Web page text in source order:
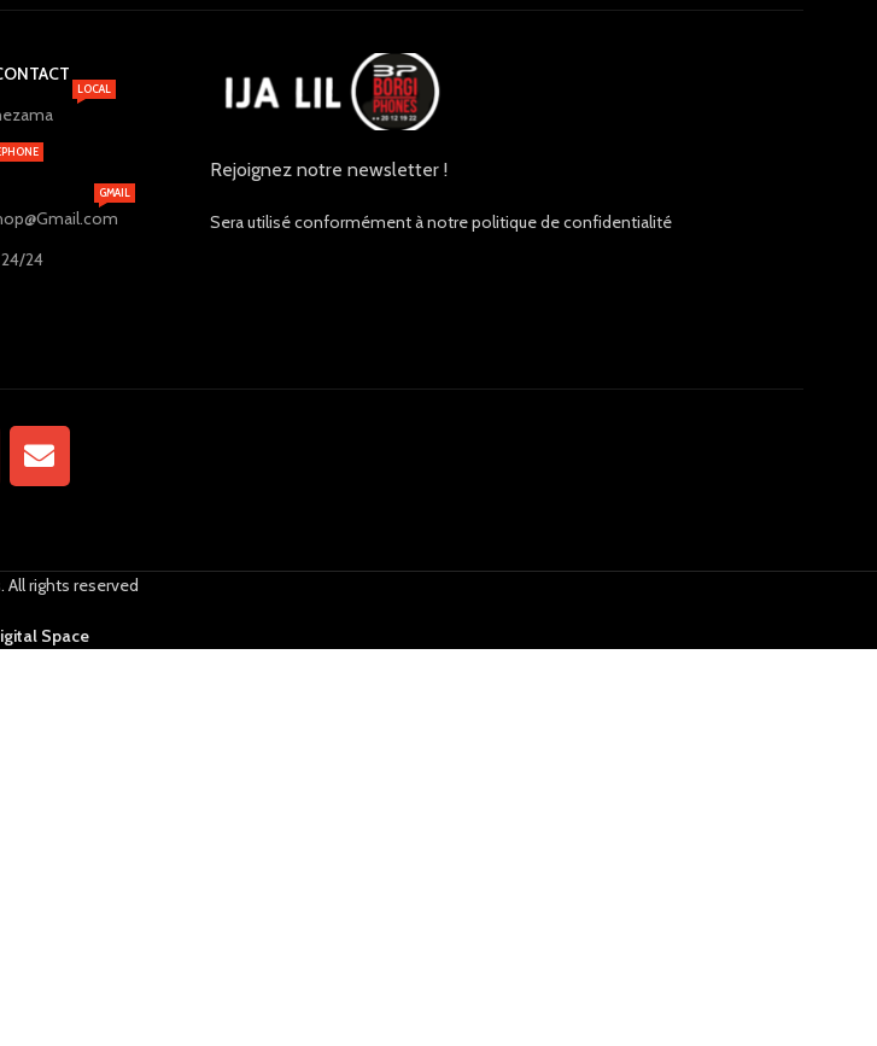
LOCAL
GMAIL
24
Rejoignez notre newsletter !
Sera utilisé conformément à notre politique de confidentialité
. All rights reserved
Space